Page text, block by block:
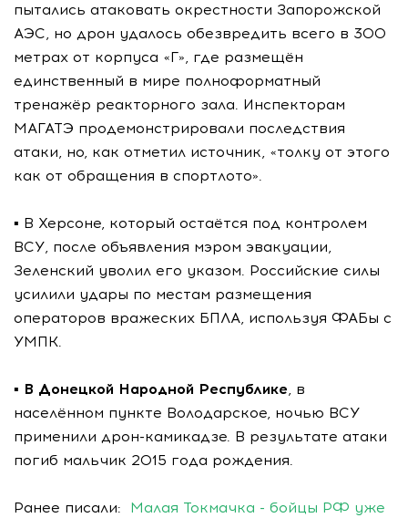
пытались атаковать окрестности Запорожской
АЭС, но дрон удалось обезвредить всего в 300
метрах от корпуса «Г», где размещён
единственный в мире полноформатный
тренажёр реакторного зала. Инспекторам
МАГАТЭ продемонстрировали последствия
атаки, но, как отметил источник, «толку от этого
как от обращения в спортлото».
▪️ В Херсоне, который остаётся под контролем
ВСУ, после объявления мэром эвакуации,
Зеленский уволил его указом. Российские силы
усилили удары по местам размещения
операторов вражеских БПЛА, используя ФАБы с
УМПК.
▪️ В Донецкой Народной Республике, в
населённом пункте Володарское, ночью ВСУ
применили дрон-камикадзе. В результате атаки
погиб мальчик 2015 года рождения.
Ранее писали: Малая Токмачка - бойцы РФ уже